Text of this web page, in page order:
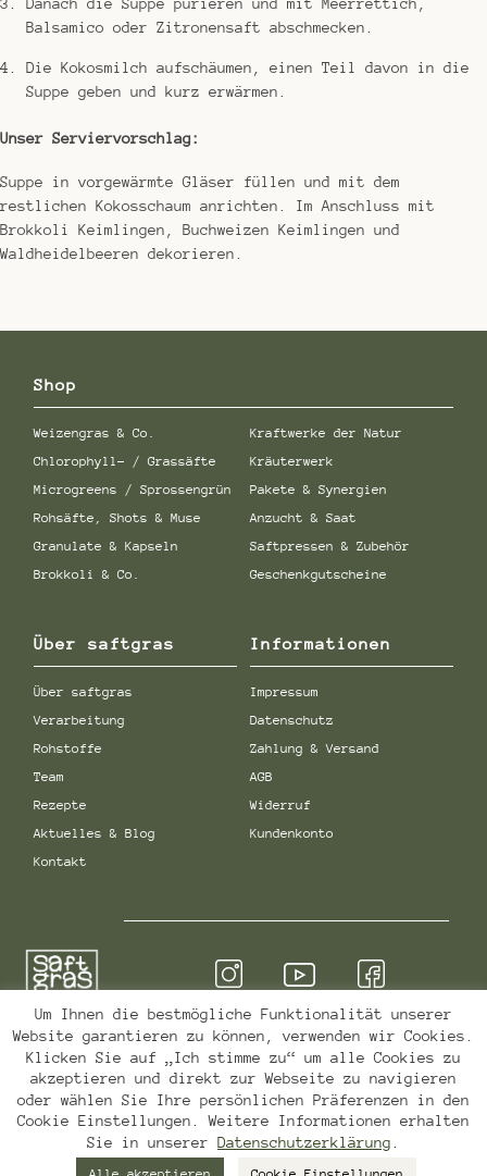
Danach die Suppe pürieren und mit Meerrettich,
Balsamico oder Zitronensaft abschmecken.
Die Kokosmilch aufschäumen, einen Teil davon in die
Suppe geben und kurz erwärmen.
Unser Serviervorschlag:
Suppe in vorgewärmte Gläser füllen und mit dem
restlichen Kokosschaum anrichten. Im Anschluss mit
Brokkoli Keimlingen, Buchweizen Keimlingen und
Waldheidelbeeren dekorieren.
Shop
Weizengras & Co.
Chlorophyll- / Grassäfte
Microgreens / Sprossengrün
Rohsäfte, Shots & Muse
Granulate & Kapseln
Brokkoli & Co.
Kraftwerke der Natur
Kräuterwerk
Pakete & Synergien
Anzucht & Saat
Saftpressen & Zubehör
Geschenkgutscheine
Über saftgras
Über saftgras
Verarbeitung
Rohstoffe
Team
Rezepte
Aktuelles & Blog
Kontakt
Informationen
Impressum
Datenschutz
Zahlung & Versand
AGB
Widerruf
Kundenkonto
Qualität & Sicherheit
Website byNAVIGATOR
Um Ihnen die bestmögliche Funktionalität unserer
Website garantieren zu können, verwenden wir Cookies.
Klicken Sie auf „Ich stimme zu“ um alle Cookies zu
akzeptieren und direkt zur Webseite zu navigieren
oder wählen Sie Ihre persönlichen Präferenzen in den
Cookie Einstellungen. Weitere Informationen erhalten
Sie in unserer Datenschutzerklärung